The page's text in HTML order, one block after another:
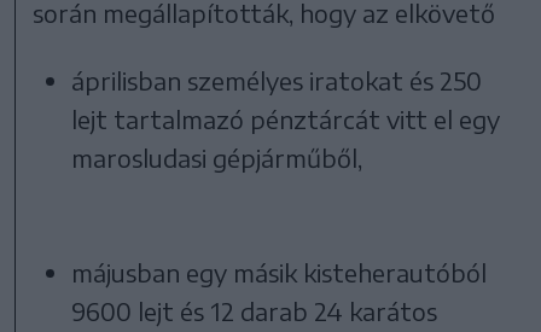
során megállapították, hogy az elkövető
áprilisban személyes iratokat és 250
lejt tartalmazó pénztárcát vitt el egy
marosludasi gépjárműből,
májusban egy másik kisteherautóból
9600 lejt és 12 darab 24 karátos